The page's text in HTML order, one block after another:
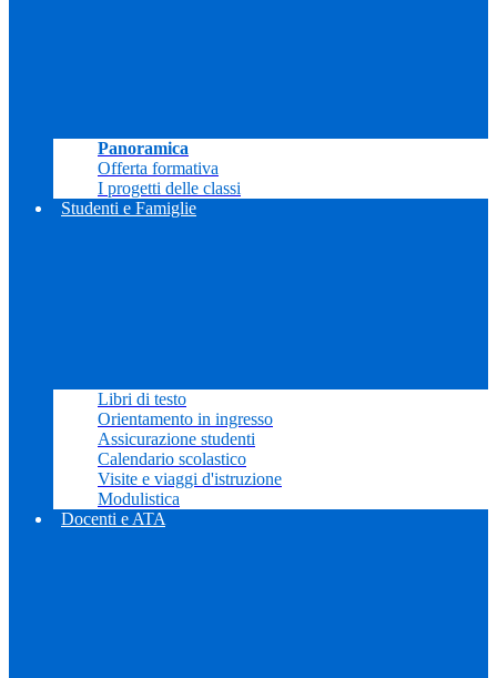
Panoramica
Offerta formativa
I progetti delle classi
Studenti e Famiglie
Libri di testo
Orientamento in ingresso
Assicurazione studenti
Calendario scolastico
Visite e viaggi d'istruzione
Modulistica
Docenti e ATA